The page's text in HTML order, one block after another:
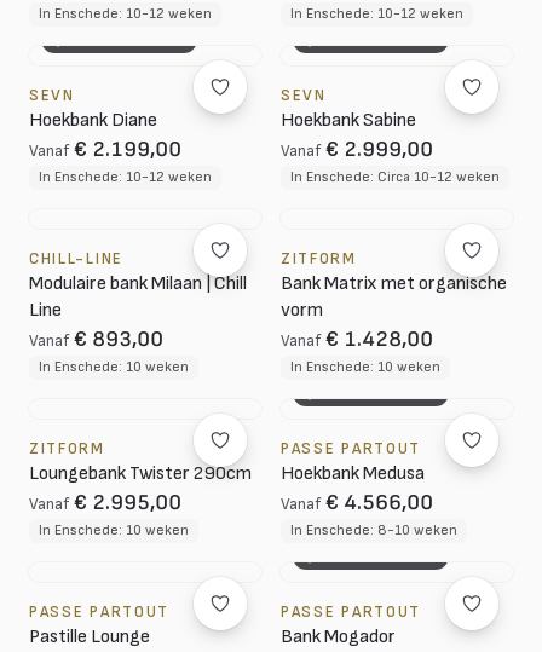
In Enschede: 10-12 weken In Enschede: 10-12 weken
SEVN
Hoekbank Diane
Vanaf € 2.199,00
In Enschede: 10-12 weken
SEVN
Hoekbank Sabine
Vanaf € 2.999,00
In Enschede: Circa 10-12 weken
CHILL-LINE
Modulaire bank Milaan | Chill
Line
Vanaf € 893,00
In Enschede: 10 weken
ZITFORM
Bank Matrix met organische
vorm
Vanaf € 1.428,00
In Enschede: 10 weken
ZITFORM
Loungebank Twister 290cm
Vanaf € 2.995,00
In Enschede: 10 weken
PASSE PARTOUT
Hoekbank Medusa
Vanaf € 4.566,00
In Enschede: 8-10 weken
PASSE PARTOUT
Pastille Lounge
PASSE PARTOUT
Bank Mogador